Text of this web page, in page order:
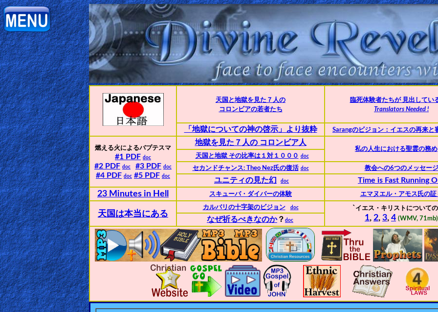
Home:
Mobile
Home: Original Style
ðŸ”
Search
Site
🎞
Christian
Netflix
🎞
Jewish
Stories
🎞
X-
天国と地獄を見た７人の
コロンビアの若者たち
臨死体験者たちが 見出してい
Translators Needed !
「地獄についての神の啓示」より抜粋 Sarangのビジョン：イエスの再来と
燃える火によるバプテスマ
#1 PDF doc
#2 PDF doc #3 PDF doc
#4 PDF doc #5 PDF doc
地獄を見た７人の コロンビア人
私の人生における聖霊の務め
天国と地獄 その比率は１対１０００ doc
セカンドチャンス: Theo Nez氏の復活 doc 教会への6つのメッセージ
ユニティの見た幻 doc Time is Fast Running
23 Minutes in Hell スキューバ・ダイバーの体験 エマヌエル・アモス氏の証
天国は本当にある
カルバリの十字架のビジョン doc `イエス・キリストについて
1, 2, 3, 4 (WMV, 71mb)
なぜ祈るべきなのか？ doc